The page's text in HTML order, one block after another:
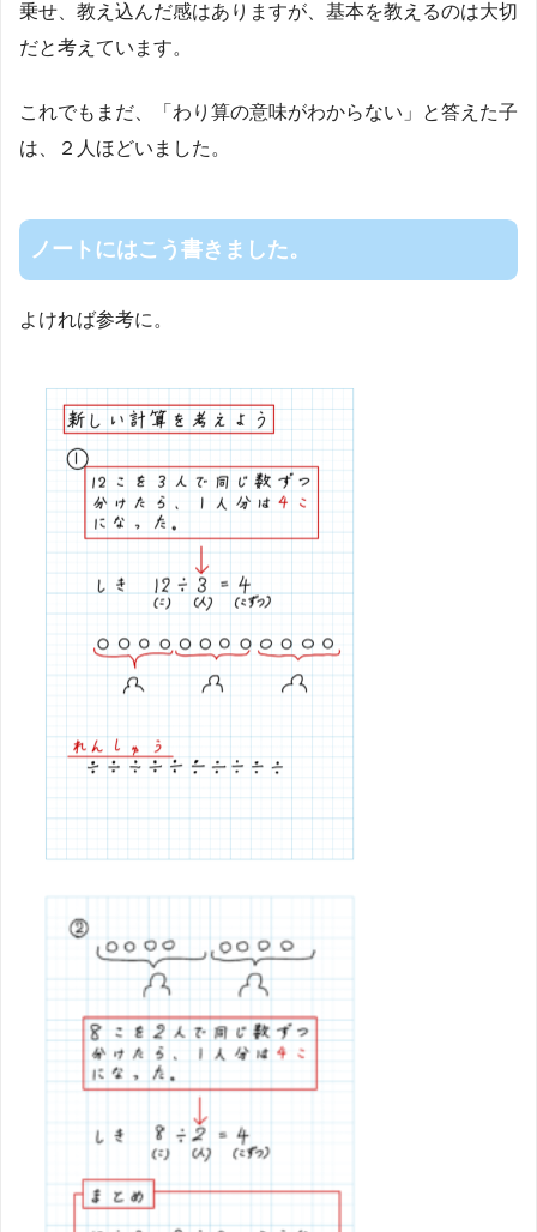
乗せ、教え込んだ感はありますが、基本を教えるのは大切
だと考えています。
これでもまだ、「わり算の意味がわからない」と答えた子
は、２人ほどいました。
ノートにはこう書きました。
よければ参考に。